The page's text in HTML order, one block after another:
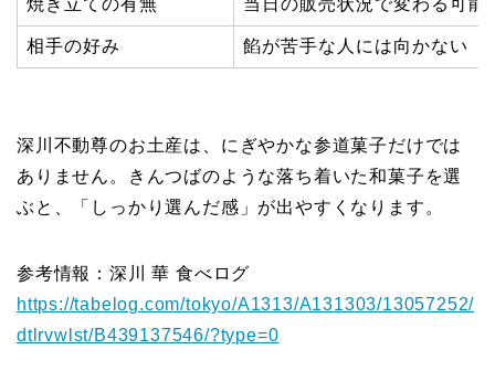
焼き立ての有無 当日の販売状況で変わる可能
相手の好み 餡が苦手な人には向かない
深川不動尊のお土産は、にぎやかな参道菓子だけでは
ありません。きんつばのような落ち着いた和菓子を選
ぶと、「しっかり選んだ感」が出やすくなります。
参考情報：深川 華 食べログ
https://tabelog.com/tokyo/A1313/A131303/13057252/
dtlrvwlst/B439137546/?type=0